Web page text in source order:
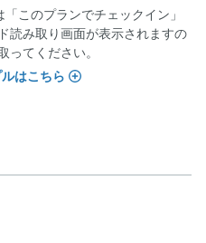
このプランでチェックイン」
読み取り画面が表示されますの
ってください。
はこちら